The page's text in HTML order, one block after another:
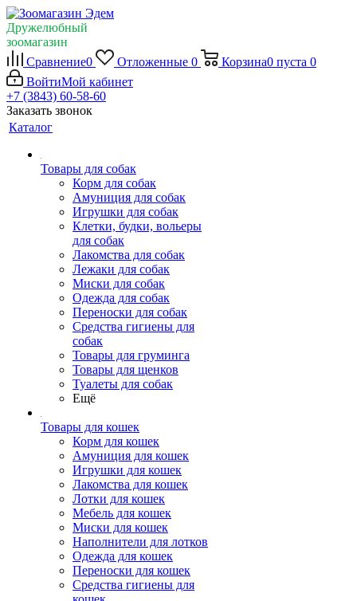
Дружелюбный
зоомагазин
Сравнение0 Отложенные 0 Корзина0 пуста 0
ВойтиМой кабинет
+7 (3843) 60-58-60
Заказать звонок
Каталог
Товары для собак
Корм для собак
Амуниция для собак
Игрушки для собак
Клетки, будки, вольеры
для собак
Лакомства для собак
Лежаки для собак
Миски для собак
Одежда для собак
Переноски для собак
Средства гигиены для
собак
Товары для груминга
Товары для щенков
Туалеты для собак
Ещё
Товары для кошек
Корм для кошек
Амуниция для кошек
Игрушки для кошек
Лакомства для кошек
Лотки для кошек
Мебель для кошек
Миски для кошек
Наполнители для лотков
Одежда для кошек
Переноски для кошек
Средства гигиены для